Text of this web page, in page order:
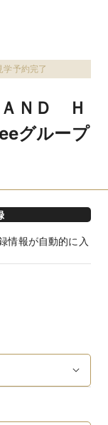
学予約完了
ＮＤ Ｈ
グループ
情報が自動的に入